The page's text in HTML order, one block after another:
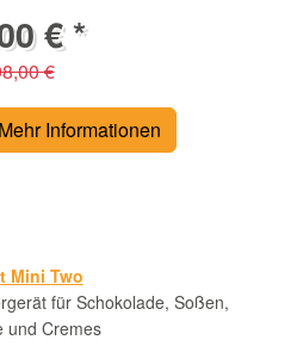
€ *
€
Mehr Informationen
Mini Two
für Schokolade, Soßen,
und Cremes